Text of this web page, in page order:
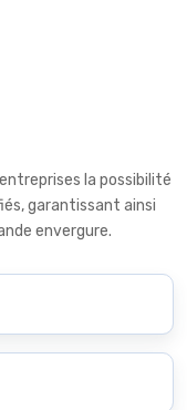
la possibilité
garantissant ainsi
envergure.